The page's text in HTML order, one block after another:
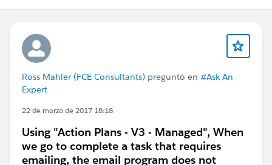
Ross Mahler (FCE Consultants) preguntó en #Ask An
Expert
22 de marzo de 2017 18:18
Using "Action Plans - V3 - Managed", When
we go to complete a task that requires
emailing, the email program does not